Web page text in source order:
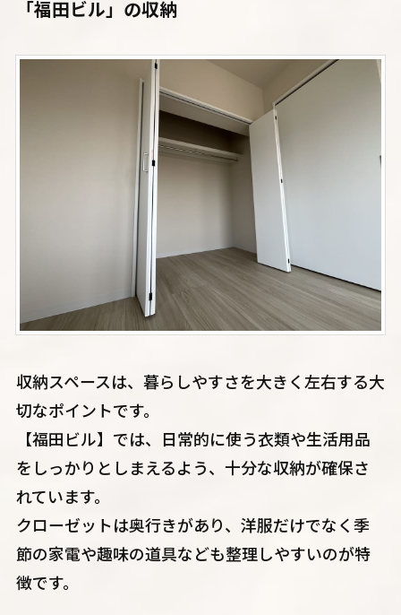
「福田ビル」の収納
収納スペースは、暮らしやすさを大きく左右する大
切なポイントです。
【福田ビル】では、日常的に使う衣類や生活用品
をしっかりとしまえるよう、十分な収納が確保さ
れています。
クローゼットは奥行きがあり、洋服だけでなく季
節の家電や趣味の道具なども整理しやすいのが特
徴です。